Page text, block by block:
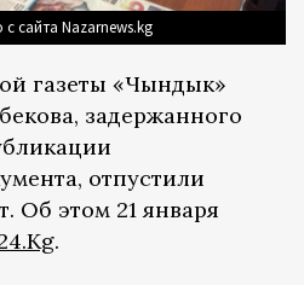
сайта Nazarnews.kg
газеты «Чындык»
задержанного
отпустили
Об этом 21 января
.